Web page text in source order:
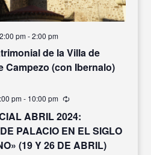
de la Villa de
Campezo (con Ibernalo)
pm-2:00 pm
ABRIL 2024:
PALACIO EN EL SIGLO
(19 Y 26 DE ABRIL)
pm- 10:00 pm Recurrente